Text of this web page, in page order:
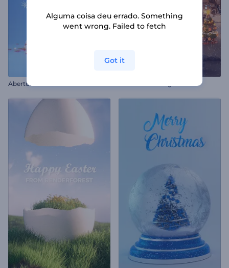
Alguma coisa deu errado. Something
went wrong. Failed to fetch
Got it